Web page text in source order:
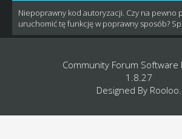
Niepoprawny kod autoryzacji. Czy na pewno
uruchomić tę funkcję w poprawny sposób?
Community Forum Software
1.8.27
Designed By Rooloo.